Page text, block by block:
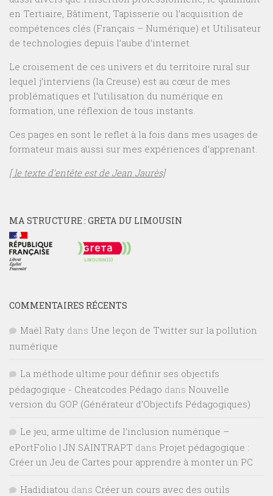
en Tertiaire, Bâtiment, Tapisserie ou l’acquisition de
compétences clés (Français – Numérique) et Utilisateur
de technologies depuis l’aube d’internet.
Le croisement de ces univers et du territoire rural sur
lequel j’interviens (la Creuse) est au cœur de mes
problématiques et l’utilisation du numérique en
formation, une réflexion de tous instants.
Ces pages en sont le reflet à la fois dans mes usages de
formateur mais aussi sur mes expériences d’apprenant.
[ le texte d’entête est de Jean Jaurès]
MA STRUCTURE : GRETA DU LIMOUSIN
COMMENTAIRES RÉCENTS
Maël Raty dans Une leçon de Twitter sur la pollution
numérique
La méthode ultime pour définir ses objectifs
pédagogique - Cheatcodes Pédago dans Nouvelle
version du GOP (Générateur d’Objectifs Pédagogiques)
Le jeu, arme ultime de l’inclusion numérique –
ePortFolio | JN SAINTRAPT dans Projet pédagogique :
Créer un Jeu de Cartes pour apprendre à monter un PC
Hadidiatou dans Créer un cours avec des outils